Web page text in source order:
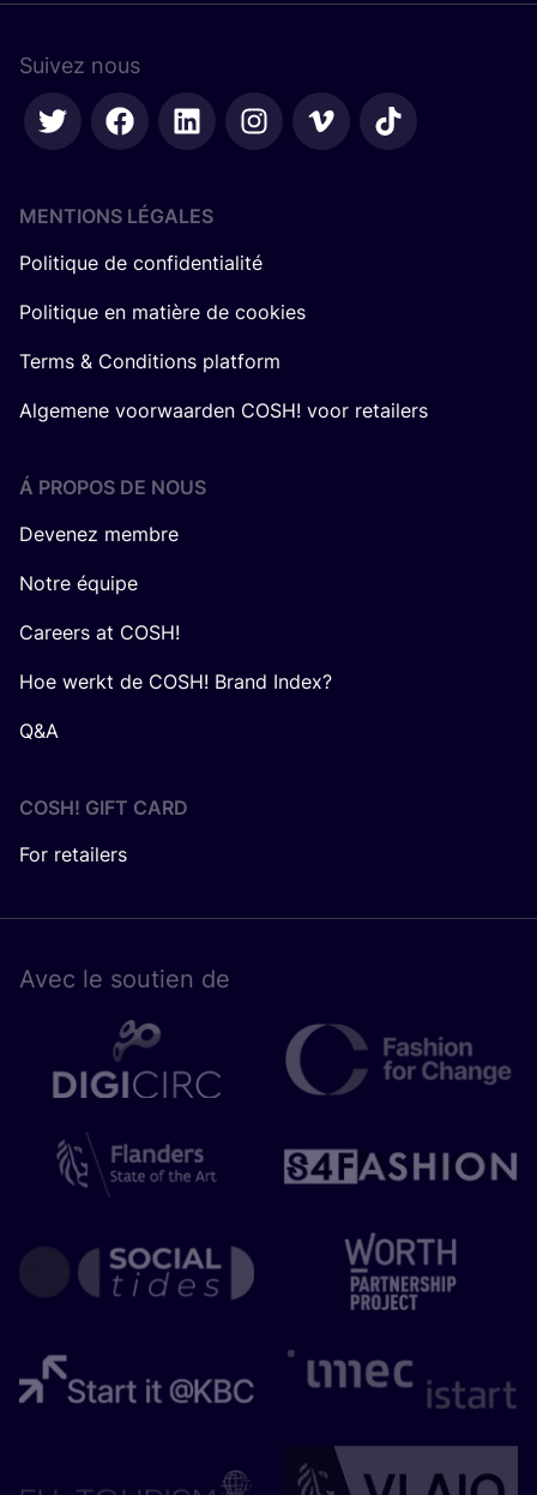
Suivez nous
MENTIONS LÉGALES
Politique de confidentialité
Politique en matière de cookies
Terms & Conditions platform
Algemene voorwaarden COSH! voor retailers
Á PROPOS DE NOUS
Devenez membre
Notre équipe
Careers at COSH!
Hoe werkt de COSH! Brand Index?
Q&A
COSH! GIFT CARD
For retailers
Avec le sou­tien de